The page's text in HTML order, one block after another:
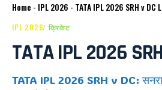
Home - IPL 2026 - TATA IPL 2026 SRH v DC
IPL 2026 क्रिकेट
TATA IPL 2026
TATA IPL 2026 SRH v DC: